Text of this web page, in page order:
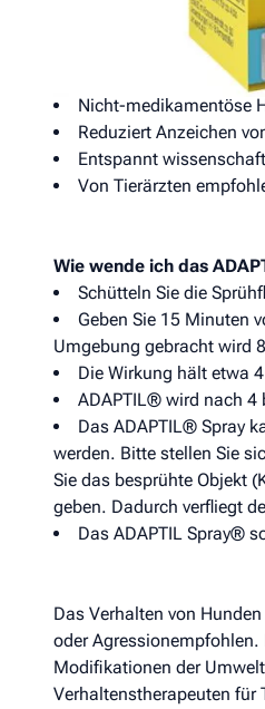
Das Wichtigste zum
Nicht-medikamentöse
Reduziert Anzeichen
Entspannt
Von Tierärzten
Wie wende ich das
Schütteln Sie die
Geben Sie 15 Minuten
Umgebung gebracht wird
Die Wirkung hält etwa
ADAPTIL® wird nach 4
Das ADAPTIL® Spray
werden. Bitte stellen Sie
Sie das besprühte Objekt
geben. Dadurch verfliegt
Das ADAPTIL Spray®
Das Verhalten von
oder
Modifikationen der
Verhaltenstherapeuten für